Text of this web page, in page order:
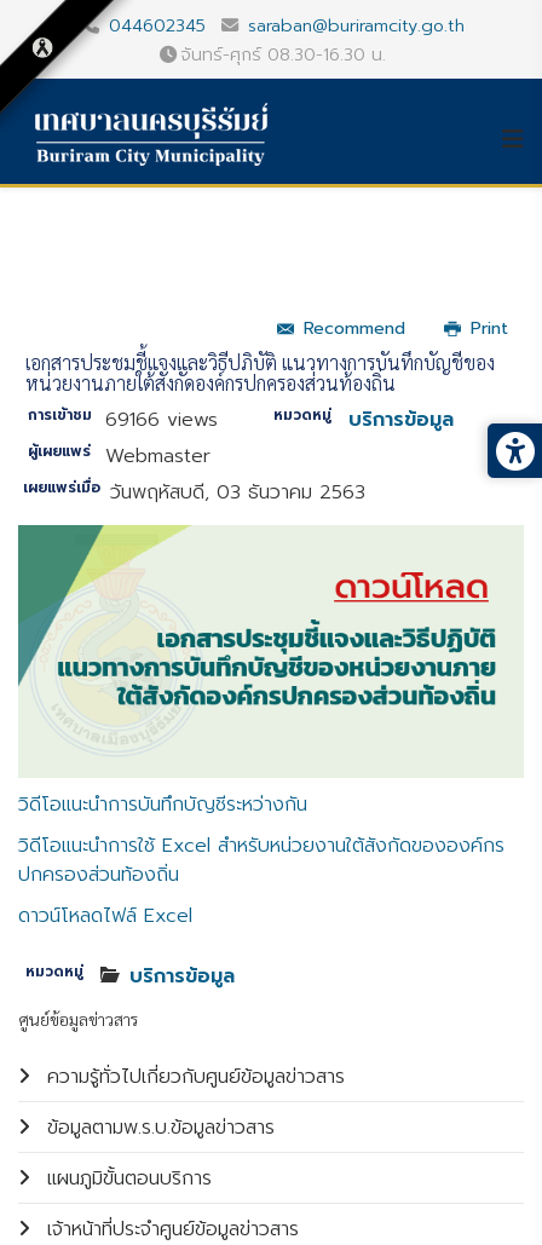
044602345
saraban@buriramcity.go.th
จันทร์-ศุกร์ 08.30-16.30 น.
Recommend
Print
เอกสารประชุมชี้แจงและวิธีปฏิบัติ แนวทางการบันทึกบัญชีของ
หน่วยงานภายใต้สังกัดองค์กรปกครองส่วนท้องถิ่น
การเข้าชม 69166 views หมวดหมู่ บริการข้อมูล
ผู้เผยแพร่ Webmaster
เผยแพร่เมื่อ วันพฤหัสบดี, 03 ธันวาคม 2563
วิดีโอแนะนำการบันทึกบัญชีระหว่างกัน
วิดีโอแนะนำการใช้ Excel สำหรับหน่วยงานใต้สังกัดขององค์กร
ปกครองส่วนท้องถิ่น
ดาวน์โหลดไฟล์ Excel
หมวดหมู่ บริการข้อมูล
ศูนย์ข้อมูลข่าวสาร
ความรู้ทั่วไปเกี่ยวกับศูนย์ข้อมูลข่าวสาร
ข้อมูลตามพ.ร.บ.ข้อมูลข่าวสาร
แผนภูมิขั้นตอนบริการ
เจ้าหน้าที่ประจำศูนย์ข้อมูลข่าวสาร